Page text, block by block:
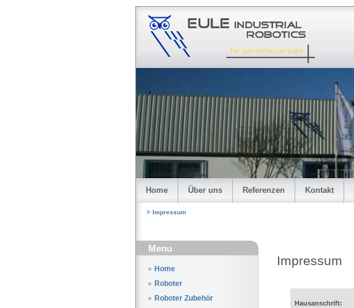
Home Über uns Referenzen Kontakt
Impressum
Menu
Home
Roboter
Roboter Zubehör
Impressum
Hausanschrift: